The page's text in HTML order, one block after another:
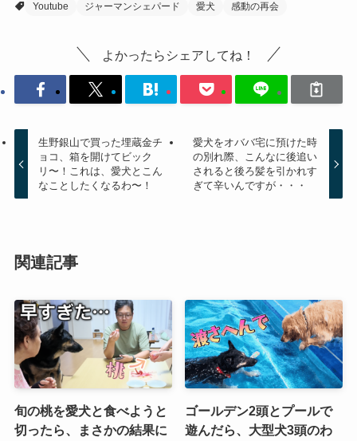
Youtube
ジャーマンシェパード 愛犬 感動の再会
よかったらシェアしてね！
生野銀山で買った埋蔵金チ
ョコ、箱を開けてビック
リ〜！これは、愛犬とこん
なことしたくなるわ〜！
愛犬をオババ宅に預けた時
の別れ際、こんなに後追い
されると後ろ髪を引かれす
ぎて辛いんですが・・・
関連記事
旬の桃を愛犬と食べようと
切ったら、まさかの結果に
ゴールデン2頭とプールで
遊んだら、大型犬3頭のわ